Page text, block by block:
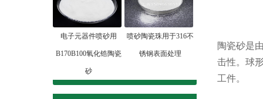
电子元器件喷砂用
B170B100氧化锆陶瓷
砂
喷砂陶瓷珠用于316不
锈钢表面处理
陶瓷砂是
击性。球
工件。